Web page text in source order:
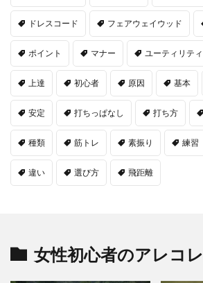
ドレスコード フェアウェイウッド
ポイント マナー ユーティリティ
上達 初心者 原因 基本
安定 打ちっぱなし 打ち方
種類 筋トレ 素振り 練習
違い 選び方 飛距離
女性初心者のアレコレ